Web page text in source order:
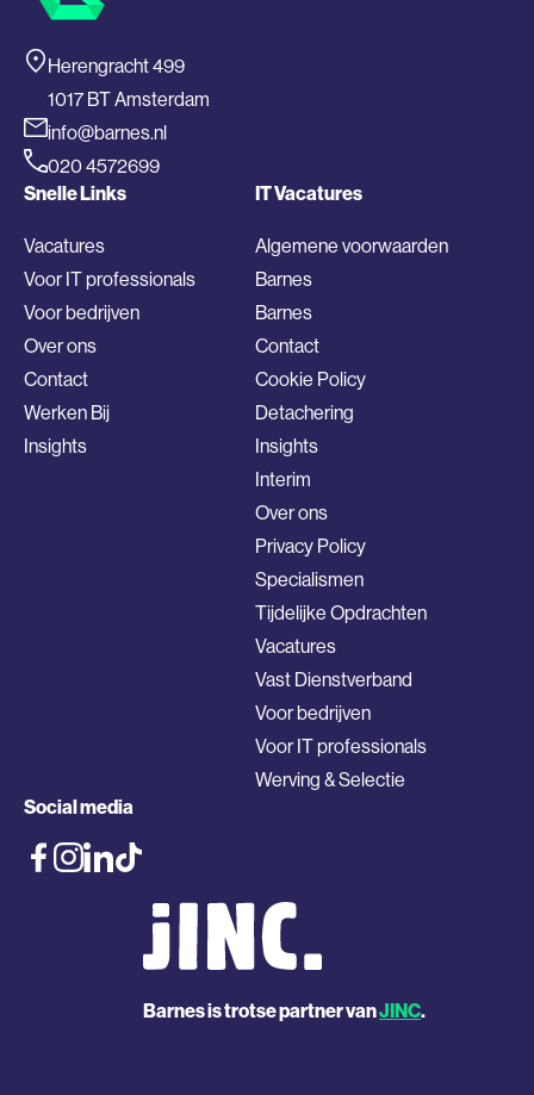
Herengracht 499
1017 BT Amsterdam
info@barnes.nl
020 4572699
Snelle Links
Vacatures
Voor IT professionals
Voor bedrijven
Over ons
Contact
Werken Bij
Insights
IT Vacatures
Algemene voorwaarden
Barnes
Barnes
Contact
Cookie Policy
Detachering
Insights
Interim
Over ons
Privacy Policy
Specialismen
Tijdelijke Opdrachten
Vacatures
Vast Dienstverband
Voor bedrijven
Voor IT professionals
Werving & Selectie
Social media
Barnes is trotse partner vanJINC.